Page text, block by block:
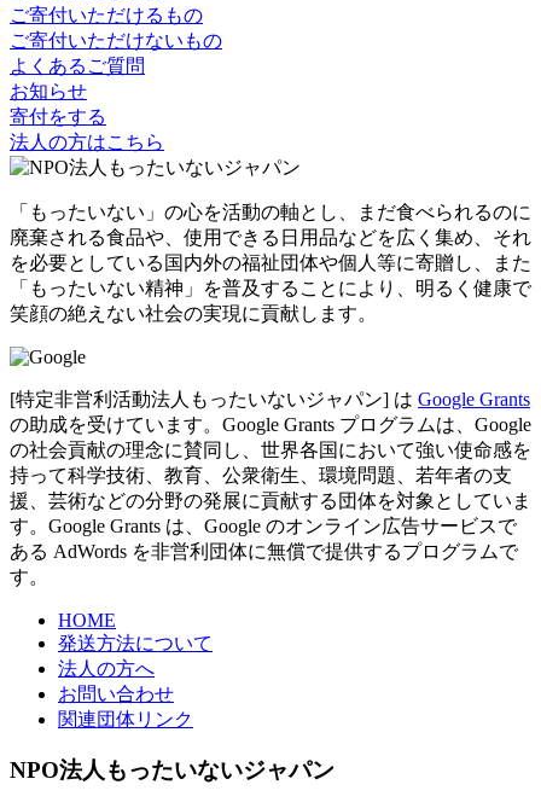
ご寄付いただけるもの
ご寄付いただけないもの
よくあるご質問
お知らせ
寄付をする
法人の方はこちら
「もったいない」の心を活動の軸とし、まだ食べられるのに
廃棄される食品や、使用できる日用品などを広く集め、それ
を必要としている国内外の福祉団体や個人等に寄贈し、また
「もったいない精神」を普及することにより、明るく健康で
笑顔の絶えない社会の実現に貢献します。
[特定非営利活動法人もったいないジャパン] は Google Grants
の助成を受けています。Google Grants プログラムは、Google
の社会貢献の理念に賛同し、世界各国において強い使命感を
持って科学技術、教育、公衆衛生、環境問題、若年者の支
援、芸術などの分野の発展に貢献する団体を対象としていま
す。Google Grants は、Google のオンライン広告サービスで
ある AdWords を非営利団体に無償で提供するプログラムで
す。
HOME
発送方法について
法人の方へ
お問い合わせ
関連団体リンク
NPO法人もったいないジャパン